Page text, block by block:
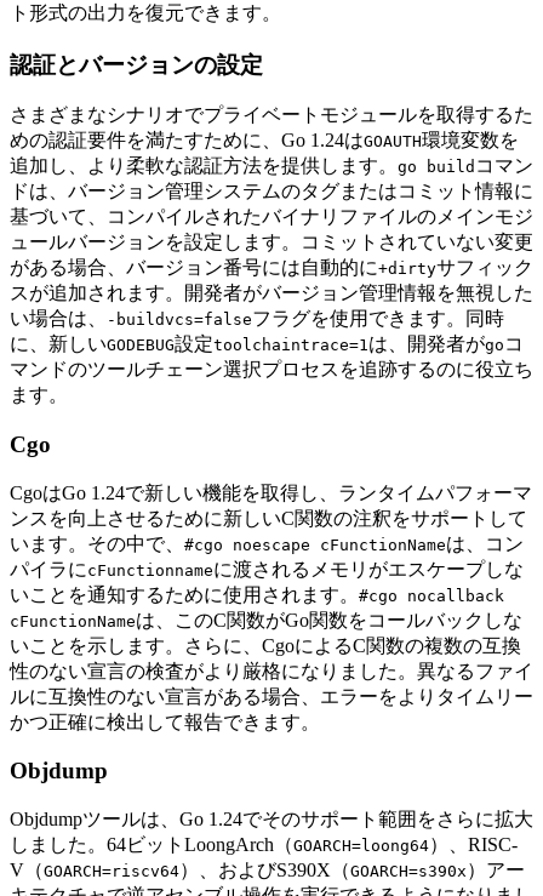
ト形式の出力を復元できます。
認証とバージョンの設定
さまざまなシナリオでプライベートモジュールを取得するた
めの認証要件を満たすために、Go 1.24はGOAUTH環境変数を
追加し、より柔軟な認証方法を提供します。 go build コマン
ドは、バージョン管理システムのタグまたはコミット情報に
基づいて、コンパイルされたバイナリファイルのメインモジ
ュールバージョンを設定します。コミットされていない変更
がある場合、バージョン番号には自動的に+dirtyサフィック
スが追加されます。開発者がバージョン管理情報を無視した
い場合は、
-buildvcs=falseフラグを使用できます。同時
に、新しいGODEBUG設定toolchaintrace=1は、開発者がgo コ
マンドのツールチェーン選択プロセスを追跡するのに役立ち
ます。
Cgo
CgoはGo 1.24で新しい機能を取得し、ランタイムパフォーマ
ンスを向上させるために新しいC関数の注釈をサポートして
います。その中で、 #cgo noescape cFunctionNameは、コン
パイラに cFunctionnameに渡されるメモリがエスケープしな
いことを通知するために使用されます。 #cgo nocallback
cFunctionNameは、このC関数がGo関数をコールバックしな
いことを示します。さらに、CgoによるC関数の複数の互換
性のない宣言の検査がより厳格になりました。異なるファイ
ルに互換性のない宣言がある場合、エラーをよりタイムリー
かつ正確に検出して報告できます。
Objdump
Objdumpツールは、Go 1.24でそのサポート範囲をさらに拡大
しました。64ビットLoongArch（GOARCH=loong64）、RISC-
V（GOARCH=riscv64）、およびS390X（GOARCH=s390x ）アー